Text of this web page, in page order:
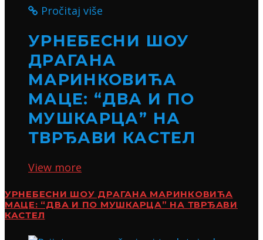
Pročitaj više
УРНЕБЕСНИ ШОУ
ДРАГАНА
МАРИНКОВИЋА
МАЦЕ: “ДВА И ПО
МУШКАРЦА” НА
ТВРЂАВИ КАСТЕЛ
View more
УРНЕБЕСНИ ШОУ ДРАГАНА МАРИНКОВИЋА
МАЦЕ: “ДВА И ПО МУШКАРЦА” НА ТВРЂАВИ
КАСТЕЛ